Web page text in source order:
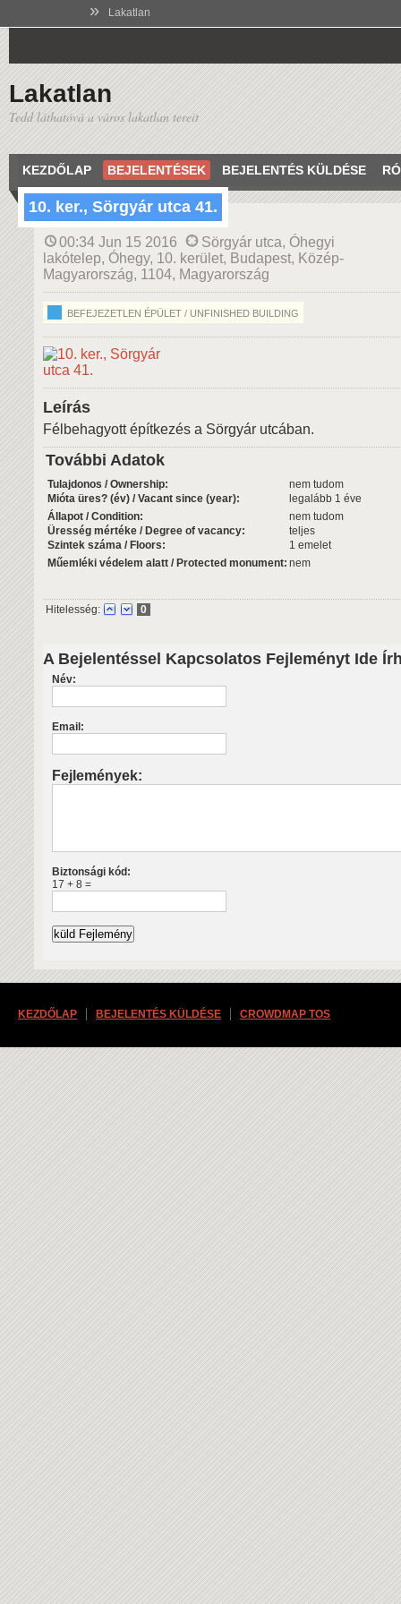
» Lakatlan
Lakatlan
Tedd láthatóvá a város lakatlan tereit
KEZDŐLAP BEJELENTÉSEK BEJELENTÉS KÜLDÉSE
10. ker., Sörgyár utca 41.
00:34 Jun 15 2016
Sörgyár utca, Óhegyi
lakótelep, Óhegy, 10. kerület, Budapest, Közép-
Magyarország, 1104, Magyarország
BEFEJEZETLEN ÉPÜLET / UNFINISHED BUILDING
Leírás
Félbehagyott építkezés a Sörgyár utcában.
További Adatok
Tulajdonos / Ownership:
nem tudom
Mióta üres? (év) / Vacant since (year):
legalább 1 éve
Állapot / Condition:
nem tudom
Üresség mértéke / Degree of vacancy:
teljes
Szintek száma / Floors:
1 emelet
Műemléki védelem alatt / Protected monument: nem
Hitelesség: 0
A Bejelentéssel Kapcsolatos Fejleményt Ide
Név:
Email:
Fejlemények:
Biztonsági kód:
17 + 8 =
KEZDŐLAP BEJELENTÉS KÜLDÉSE CROWDMAP TOS